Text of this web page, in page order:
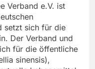
Verband e.V. ist
setzt sich für die
Der Verband und
für die öffentliche
sinensis),